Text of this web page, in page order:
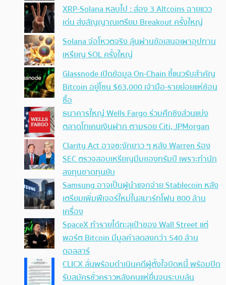
XRP-Solana หลบไป : ส่อง 3 Altcoins ฉายแวว
เด่น ส่งสัญญาณเตรียม Breakout ครั้งใหญ่
Solana จ่อโหวตจริง ลุ้นผ่านข้อเสนอเผาอุปทาน
เหรียญ SOL ครั้งใหญ่
Glassnode เปิดข้อมูล On-Chain ชี้แนวรับสำคัญ
Bitcoin อยู่โซน $63,000 เจ้ามือ-รายย่อยแห่ช้อน
ซื้อ
ธนาคารใหญ่ Wells Fargo ร่วมศึกชิงส่วนแบ่ง
ตลาดโทเคนเงินฝาก ตามรอย Citi, JPMorgan
Clarity Act อาจชะงักยาว ๆ หลัง Warren ร้อง
SEC ตรวจสอบเหรียญมีมของทรัมป์ เพราะทำนัก
ลงทุนขาดทุนยับ
Samsung อาจเป็นผู้นำแจกจ่าย Stablecoin หลัง
เตรียมเพิ่มฟีเจอร์ใหม่ในสมาร์ทโฟน 800 ล้าน
เครื่อง
SpaceX ทำรายได้ทะลุเป้าของ Wall Street แต่
พอร์ต Bitcoin มีมูลค่าลดลงกว่า 540 ล้าน
ดอลลาร์
CLICX ลั่นพร้อมดำเนินคดีผู้ตั้งใจบิดหนี้ พร้อมปิด
รับสมัครชั่วคราวหลังคนแห่ยื่นจนระบบล้น